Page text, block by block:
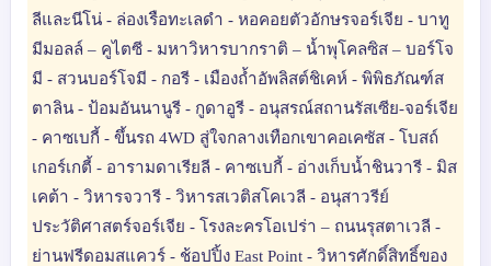
ลีและนีโน่ - ล่องเรือทะเลดำ - หอคอยตัวอักษรจอร์เจีย - บาทู
มีมอลล์ – คูไตซี - มหาวิหารบากราติ – น้ำพุโคลซิส – บอร์โจ
มี - สวนบอร์โจมี - กอรี - เมืองถ้ำอัพลิสต์ชิเคห์ - พิพิธภัณฑ์ส
ตาลิน - ป้อมอันนานูรี - กูดาอูรี - อนุสรณ์สถานรัสเซีย-จอร์เจีย
- คาซเบกี้ - ขึ้นรถ 4WD สู่ใจกลางเทือกเขาคอเคซัส - โบสถ์
เกอร์เกตี้ - อารามดาเรียลี - คาซเบกี้ - อ่างเก็บน้ำชินวารี - มิส
เคต้า - วิหารจวารี - วิหารสเวติสโคเวลี - อนุสาวรีย์
ประวัติศาสตร์จอร์เจีย - โรงละครโอเปร่า – ถนนรุสตาเวลี -
ย่านฟรีดอมสแควร์ - ช้อปปิ้ง East Point - วิหารศักดิ์สิทธิ์ของ